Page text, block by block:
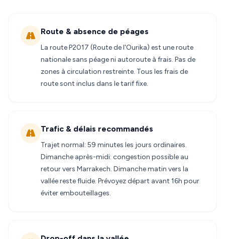
Route & absence de péages
La route P2017 (Route de l'Ourika) est une route
nationale sans péage ni autoroute à frais. Pas de
zones à circulation restreinte. Tous les frais de
route sont inclus dans le tarif fixe.
Trafic & délais recommandés
Trajet normal: 59 minutes les jours ordinaires.
Dimanche après-midi: congestion possible au
retour vers Marrakech. Dimanche matin vers la
vallée reste fluide. Prévoyez départ avant 16h pour
éviter embouteillages.